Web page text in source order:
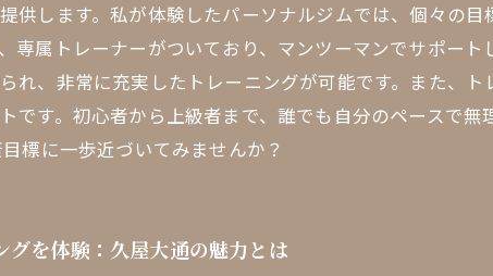
供します。私が体験したパーソナルジムでは、個々の
専属トレーナーがついており、マンツーマンでサポー
れ、非常に充実したトレーニングが可能です。また、
です。初心者から上級者まで、誰でも自分のペースで
標に一歩近づいてみませんか？
グを体験：久屋大通の魅力とは